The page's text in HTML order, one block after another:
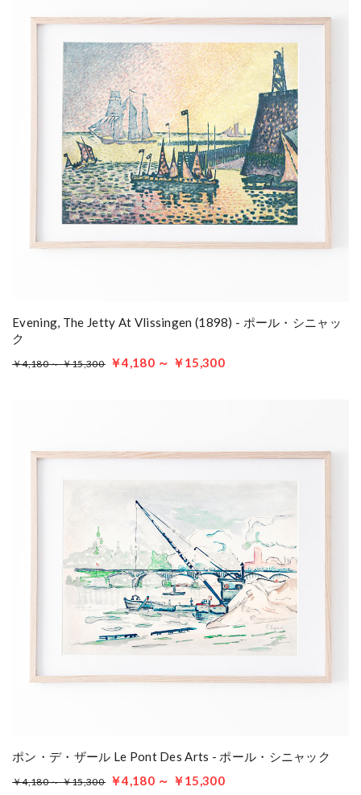
Evening, The Jetty At Vlissingen (1898) - ポール・シニャッ
ク
￥4,180 ～ ￥15,300 ￥4,180 ～ ￥15,300
ポン・デ・ザール Le Pont Des Arts - ポール・シニャック
￥4,180 ～ ￥15,300 ￥4,180 ～ ￥15,300